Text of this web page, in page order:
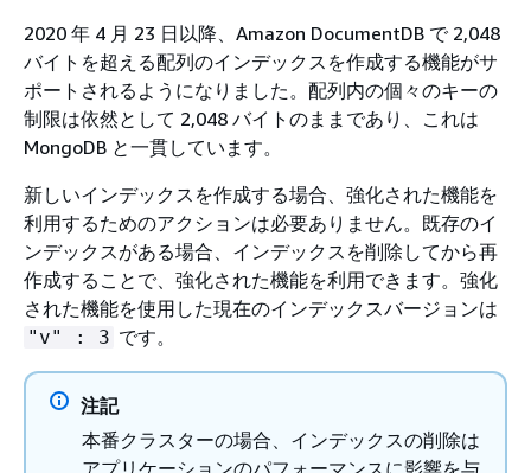
2020 年 4 月 23 日以降、Amazon DocumentDB で 2,048
バイトを超える配列のインデックスを作成する機能がサ
ポートされるようになりました。配列内の個々のキーの
制限は依然として 2,048 バイトのままであり、これは
MongoDB と一貫しています。
新しいインデックスを作成する場合、強化された機能を
利用するためのアクションは必要ありません。既存のイ
ンデックスがある場合、インデックスを削除してから再
作成することで、強化された機能を利用できます。強化
された機能を使用した現在のインデックスバージョンは
"v" : 3 です。
注記
本番クラスターの場合、インデックスの削除は
アプリケーションのパフォーマンスに影響を与